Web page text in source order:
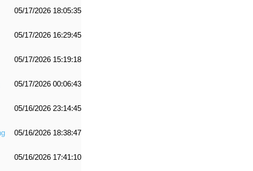
05/17/2026 18:05:35
05/17/2026 16:29:45
05/17/2026 15:19:18
05/17/2026 00:06:43
05/16/2026 23:14:45
05/16/2026 18:38:47
05/16/2026 17:41:10